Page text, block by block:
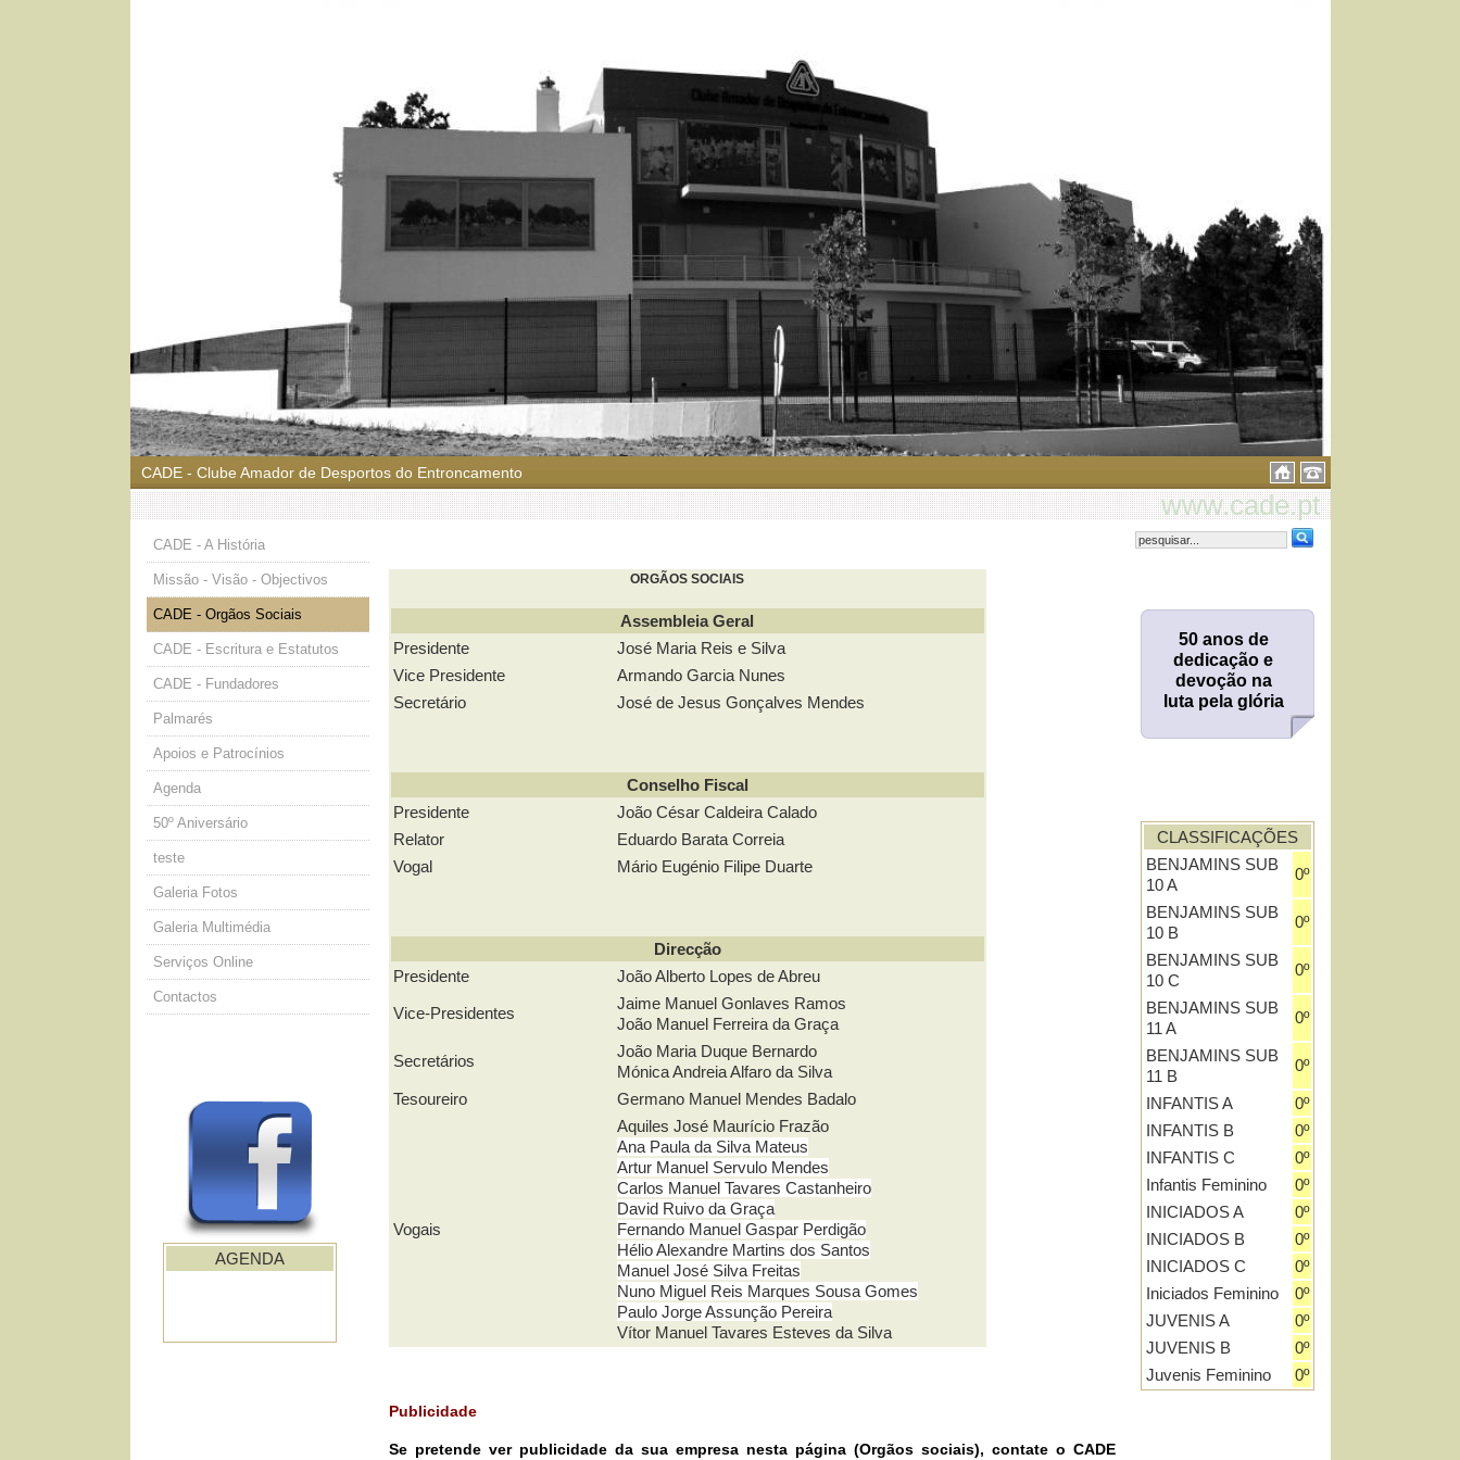
CADE - Clube Amador de Desportos do Entroncamento
www.cade.pt
CADE - A História
Missão - Visão - Objectivos
CADE - Orgãos Sociais
CADE - Escritura e Estatutos
CADE - Fundadores
Palmarés
Apoios e Patrocínios
Agenda
50º Aniversário
teste
Galeria Fotos
Galeria Multimédia
Serviços Online
Contactos
AGENDA
ORGÃOS SOCIAIS
Assembleia Geral
Presidente
José Maria Reis e Silva
Vice Presidente
Armando Garcia Nunes
Secretário
José de Jesus Gonçalves Mendes
Conselho Fiscal
Presidente
João César Caldeira Calado
Relator
Eduardo Barata Correia
Vogal
Mário Eugénio Filipe Duarte
Direcção
Presidente
João Alberto Lopes de Abreu
Vice-Presidentes
Jaime Manuel Gonlaves Ramos
João Manuel Ferreira da Graça
Secretários
João Maria Duque Bernardo
Mónica Andreia Alfaro da Silva
Tesoureiro
Germano Manuel Mendes Badalo
Vogais
Aquiles José Maurício Frazão
Ana Paula da Silva Mateus
Artur Manuel Servulo Mendes
Carlos Manuel Tavares Castanheiro
David Ruivo da Graça
Fernando Manuel Gaspar Perdigão
Hélio Alexandre Martins dos Santos
Manuel José Silva Freitas
Nuno Miguel Reis Marques Sousa Gomes
Paulo Jorge Assunção Pereira
Vítor Manuel Tavares Esteves da Silva
Publicidade
Se pretende ver publicidade da sua empresa nesta página (Orgãos sociais), contate o CADE
50 anos de
dedicação e
devoção na
luta pela glória
CLASSIFICAÇÕES
BENJAMINS SUB
10 A
0º
BENJAMINS SUB
10 B
0º
BENJAMINS SUB
10 C
0º
BENJAMINS SUB
11 A
0º
BENJAMINS SUB
11 B
0º
INFANTIS A
0º
INFANTIS B
0º
INFANTIS C
0º
Infantis Feminino
0º
INICIADOS A
0º
INICIADOS B
0º
INICIADOS C
0º
Iniciados Feminino
0º
JUVENIS A
0º
JUVENIS B
0º
Juvenis Feminino
0º